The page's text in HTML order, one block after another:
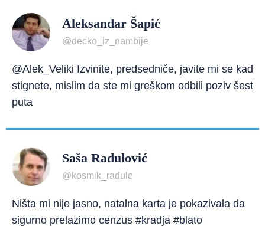
Aleksandar Šapić
@decko_iz_nambije
@Alek_Veliki Izvinite, predsedniče, javite mi se kad
stignete, mislim da ste mi greškom odbili poziv šest
puta
Saša Radulović
@kosmik_radule
Ništa mi nije jasno, natalna karta je pokazivala da
sigurno prelazimo cenzus #kradja #blato